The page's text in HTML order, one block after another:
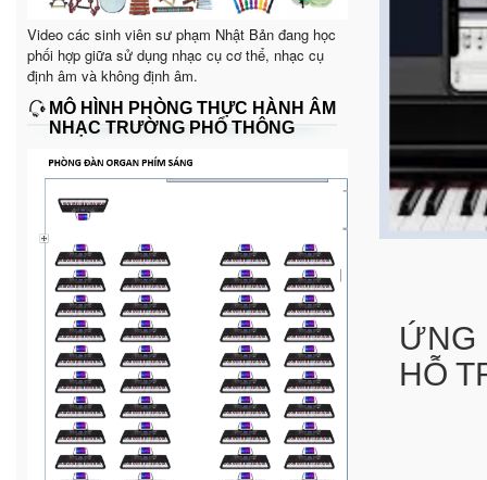
Video các sinh viên sư phạm Nhật Bản đang học
phối hợp giữa sử dụng nhạc cụ cơ thể, nhạc cụ
định âm và không định âm.
MÔ HÌNH PHÒNG THỰC HÀNH ÂM
NHẠC TRƯỜNG PHỔ THÔNG
ỨNG
HỖ